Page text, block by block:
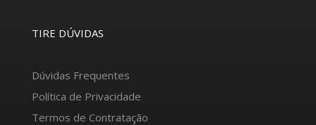
TIRE DÚVIDAS
Dúvidas Frequentes
Política de Privacidade
Termos de Contratação